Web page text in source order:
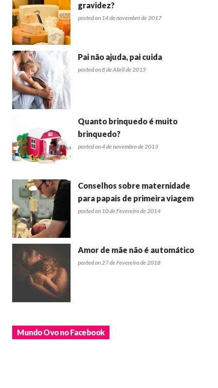
gravidez?
posted on 14 de novembro de 2017
Pai não ajuda, pai cuida
posted on 8 de Abril de 2015
Quanto brinquedo é muito
brinquedo?
posted on 4 de novembro de 2013
Conselhos sobre maternidade
para papais de primeira viagem
posted on 10 de Fevereiro de 2014
Amor de mãe não é automático
posted on 27 de Fevereiro de 2018
Mundo Ovo no Facebook